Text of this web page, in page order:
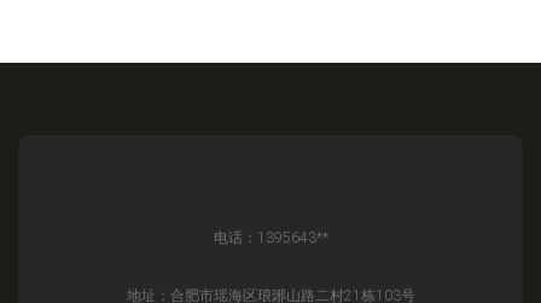
电话：1395643**
地址：合肥市瑶海区琅琊山路二村21栋103号